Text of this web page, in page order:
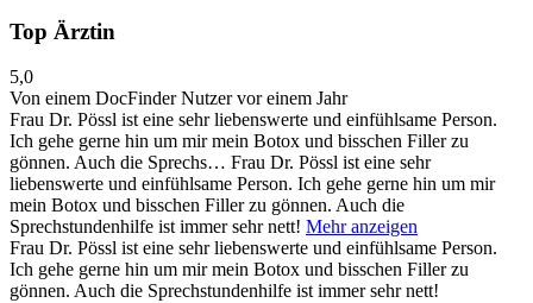
Top Ärztin
5,0
Von einem DocFinder Nutzervor einem Jahr
Frau Dr. Pössl ist eine sehr liebenswerte und einfühlsame Person.
Ich gehe gerne hin um mir mein Botox und bisschen Filler zu
gönnen. Auch die Sprechs… Frau Dr. Pössl ist eine sehr
liebenswerte und einfühlsame Person. Ich gehe gerne hin um mir
mein Botox und bisschen Filler zu gönnen. Auch die
Sprechstundenhilfe ist immer sehr nett! Mehr anzeigen
Frau Dr. Pössl ist eine sehr liebenswerte und einfühlsame Person.
Ich gehe gerne hin um mir mein Botox und bisschen Filler zu
gönnen. Auch die Sprechstundenhilfe ist immer sehr nett!